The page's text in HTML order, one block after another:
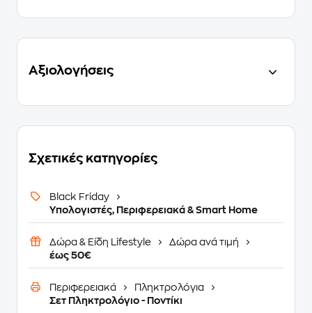
Αξιολογήσεις
Σχετικές κατηγορίες
Black Friday
Υπολογιστές, Περιφερειακά & Smart Home
Δώρα & Είδη Lifestyle
Δώρα ανά τιμή
έως 50€
Περιφερειακά
Πληκτρολόγια
Σετ Πληκτρολόγιο - Ποντίκι